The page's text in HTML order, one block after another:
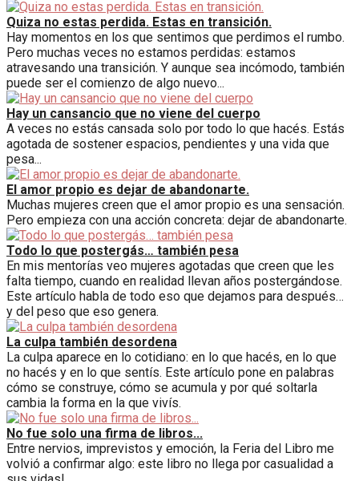
Quiza no estas perdida. Estas en transición.
Hay momentos en los que sentimos que perdimos el rumbo.
Pero muchas veces no estamos perdidas: estamos
atravesando una transición. Y aunque sea incómodo, también
puede ser el comienzo de algo nuevo...
Hay un cansancio que no viene del cuerpo
A veces no estás cansada solo por todo lo que hacés. Estás
agotada de sostener espacios, pendientes y una vida que
pesa...
El amor propio es dejar de abandonarte.
Muchas mujeres creen que el amor propio es una sensación.
Pero empieza con una acción concreta: dejar de abandonarte.
Todo lo que postergás… también pesa
En mis mentorías veo mujeres agotadas que creen que les
falta tiempo, cuando en realidad llevan años postergándose.
Este artículo habla de todo eso que dejamos para después…
y del peso que eso genera.
La culpa también desordena
La culpa aparece en lo cotidiano: en lo que hacés, en lo que
no hacés y en lo que sentís. Este artículo pone en palabras
cómo se construye, cómo se acumula y por qué soltarla
cambia la forma en la que vivís.
No fue solo una firma de libros...
Entre nervios, imprevistos y emoción, la Feria del Libro me
volvió a confirmar algo: este libro no llega por casualidad a